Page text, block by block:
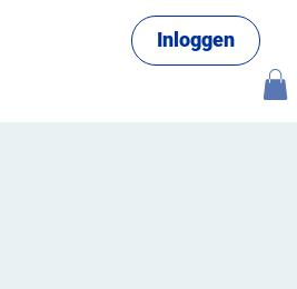
Inloggen